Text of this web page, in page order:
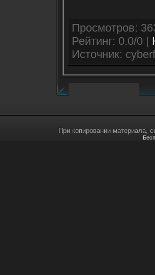
Рейтинг: 0.0/0 |
Источник:
При копировании материала,